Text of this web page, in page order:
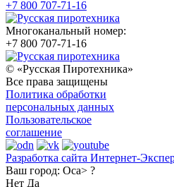
+7 800 707-71-16
Многоканальный номер:
+7 800 707-71-16
© «Русская Пиротехника»
Все права защищены
Политика обработки
персональных данных
Пользовательское
соглашение
Разработка сайта Интернет-
Ваш город: Оса> ?
Нет Да